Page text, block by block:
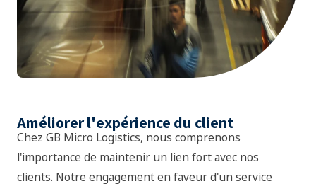
Améliorer l'expérience du client
Chez GB Micro Logistics, nous comprenons
l'importance de maintenir un lien fort avec nos
clients. Notre engagement en faveur d'un service